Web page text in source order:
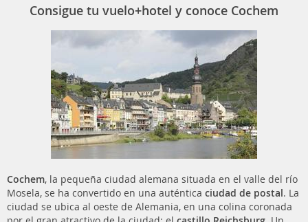
Consigue tu vuelo+hotel y conoce Cochem
Cochem, la pequeña ciudad alemana situada en el valle del río
Mosela, se ha convertido en una auténtica ciudad de postal. La
ciudad se ubica al oeste de Alemania, en una colina coronada